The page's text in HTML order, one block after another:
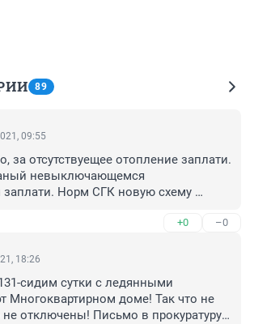
89
09:55
за отсутствуещее отопление заплати.
невыключающемся
заплати. Норм СГК новую схему
+0 –0
18:26
сидим сутки с ледянными
Многоквартирном доме! Так что не
не отключены! Письмо в прокуратуру